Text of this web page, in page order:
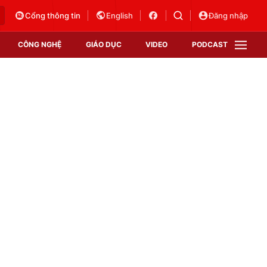
Cổng thông tin English Đăng nhập
CÔNG NGHỆ GIÁO DỤC VIDEO PODCAST